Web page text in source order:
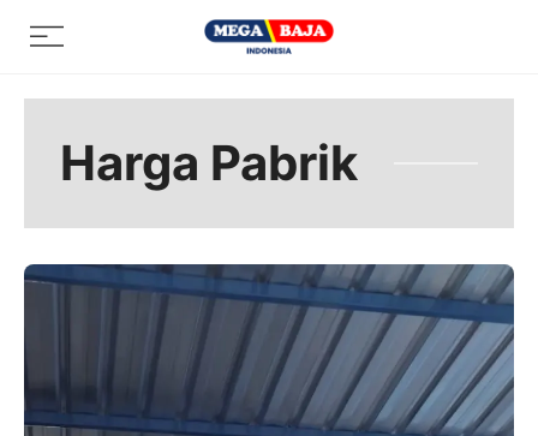
Menu
Harga Pabrik